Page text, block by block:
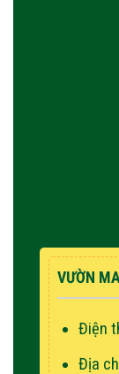
VƯỜN
Điện
Địa